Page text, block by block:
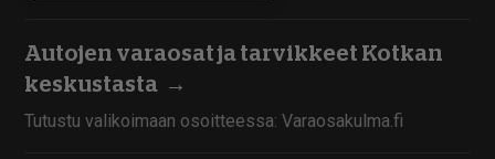
Autojen varaosat ja tarvikkeet Kotkan
keskustasta →
Tutustu valikoimaan osoitteessa: Varaosakulma.fi